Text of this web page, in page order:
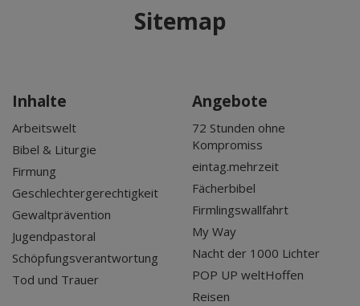
Sitemap
Inhalte
Arbeitswelt
Bibel & Liturgie
Firmung
Geschlechtergerechtigkeit
Gewaltprävention
Jugendpastoral
Schöpfungsverantwortung
Tod und Trauer
Angebote
72 Stunden ohne
Kompromiss
eintag.mehrzeit
Fächerbibel
Firmlingswallfahrt
My Way
Nacht der 1000 Lichter
POP UP weltHoffen
Reisen